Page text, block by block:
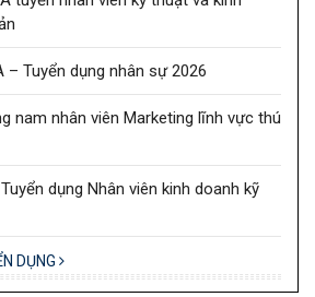
– Tuyển dụng nhân sự 2026
nam nhân viên Marketing lĩnh vực thú
dụng Nhân viên kinh doanh kỹ
DỤNG